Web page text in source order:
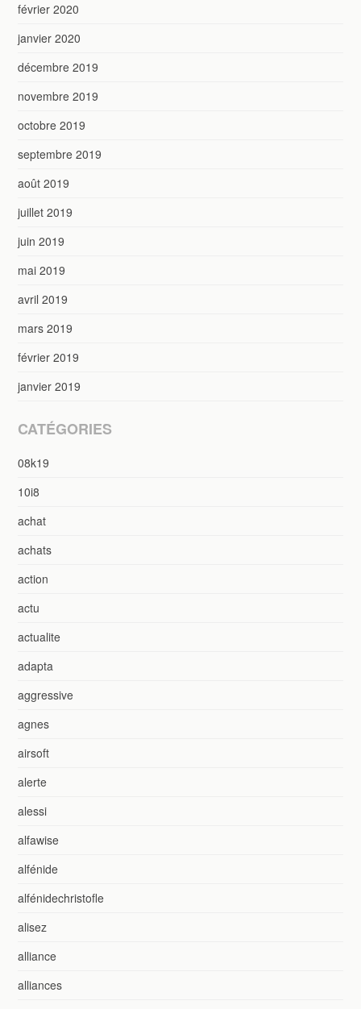
février 2020
janvier 2020
décembre 2019
novembre 2019
octobre 2019
septembre 2019
août 2019
juillet 2019
juin 2019
mai 2019
avril 2019
mars 2019
février 2019
janvier 2019
CATÉGORIES
08k19
10i8
achat
achats
action
actu
actualite
adapta
aggressive
agnes
airsoft
alerte
alessi
alfawise
alfénide
alfénidechristofle
alisez
alliance
alliances